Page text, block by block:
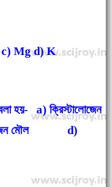
c) Mgd) K
হয়- a) ক্রিস্টালোজেন
মৌল d)